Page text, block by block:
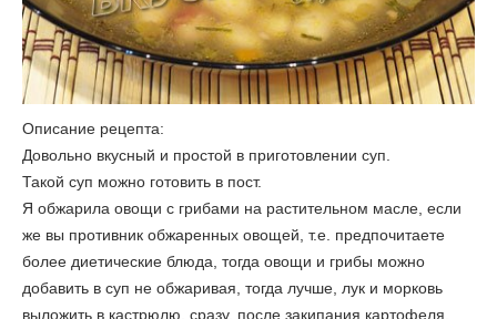
Описание рецепта:
Довольно вкусный и простой в приготовлении суп.
Такой суп можно готовить в пост.
Я обжарила овощи с грибами на растительном масле, если
же вы противник обжаренных овощей, т.е. предпочитаете
более диетические блюда, тогда овощи и грибы можно
добавить в суп не обжаривая, тогда лучше, лук и морковь
выложить в кастрюлю, сразу, после закипания картофеля.